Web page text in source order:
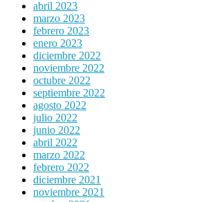
abril 2023
marzo 2023
febrero 2023
enero 2023
diciembre 2022
noviembre 2022
octubre 2022
septiembre 2022
agosto 2022
julio 2022
junio 2022
abril 2022
marzo 2022
febrero 2022
diciembre 2021
noviembre 2021